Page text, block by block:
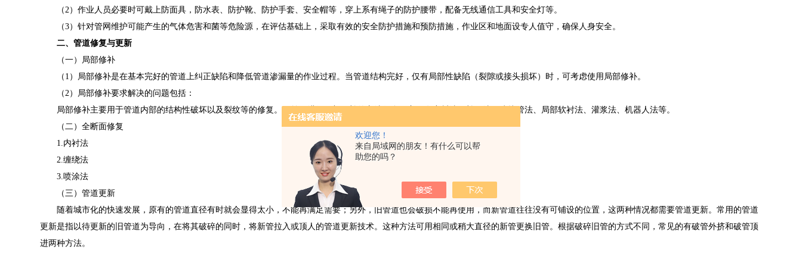
欢迎您！
来自局域网的朋友！有什么可以帮
助您的吗？
（2）作业人员必要时可戴上防面具，防水表、防护靴、防护手套、安全帽等，穿上系有绳子的防护腰带，配备无线通信工具和安全灯等。
（3）针对管网维护可能产生的气体危害和菌等危险源，在评估基础上，采取有效的安全防护措施和预防措施，作业区和地面设专人值守，确保人身安全。
二、管道修复与更新
（一）局部修补
（1）局部修补是在基本完好的管道上纠正缺陷和降低管道渗漏量的作业过程。当管道结构完好，仅有局部性缺陷（裂隙或接头损坏）时，可考虑使用局部修补。
（2）局部修补要求解决的问题包括：
局部修补主要用于管道内部的结构性破坏以及裂纹等的修复。目前，进行局部修补的方法很多，主要有密封法、补丁法、铰接管法、局部软衬法、灌浆法、机器人法等。
（二）全断面修复
1.内衬法
2.缠绕法
3.喷涂法
（三）管道更新
随着城市化的快速发展，原有的管道直径有时就会显得太小，不能再满足需要；另外，旧管道也会破损不能再使用，而新管道往往没有可铺设的位置，这两种情况都需要管道更新。常用的管道
更新是指以待更新的旧管道为导向，在将其破碎的同时，将新管拉入或顶人的管道更新技术。这种方法可用相同或稍大直径的新管更换旧管。根据破碎旧管的方式不同，常见的有破管外挤和破管顶
进两种方法。